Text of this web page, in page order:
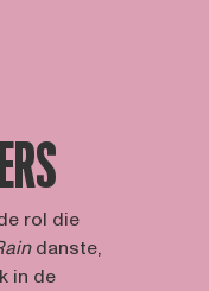
rol die
danste,
in de